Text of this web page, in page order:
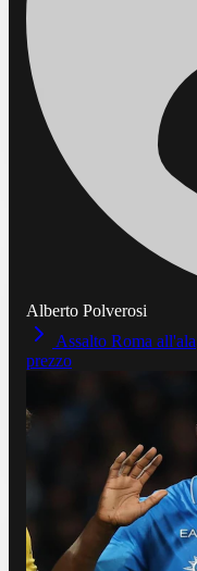
Alberto Polverosi
Assalto Roma all'ala
prezzo